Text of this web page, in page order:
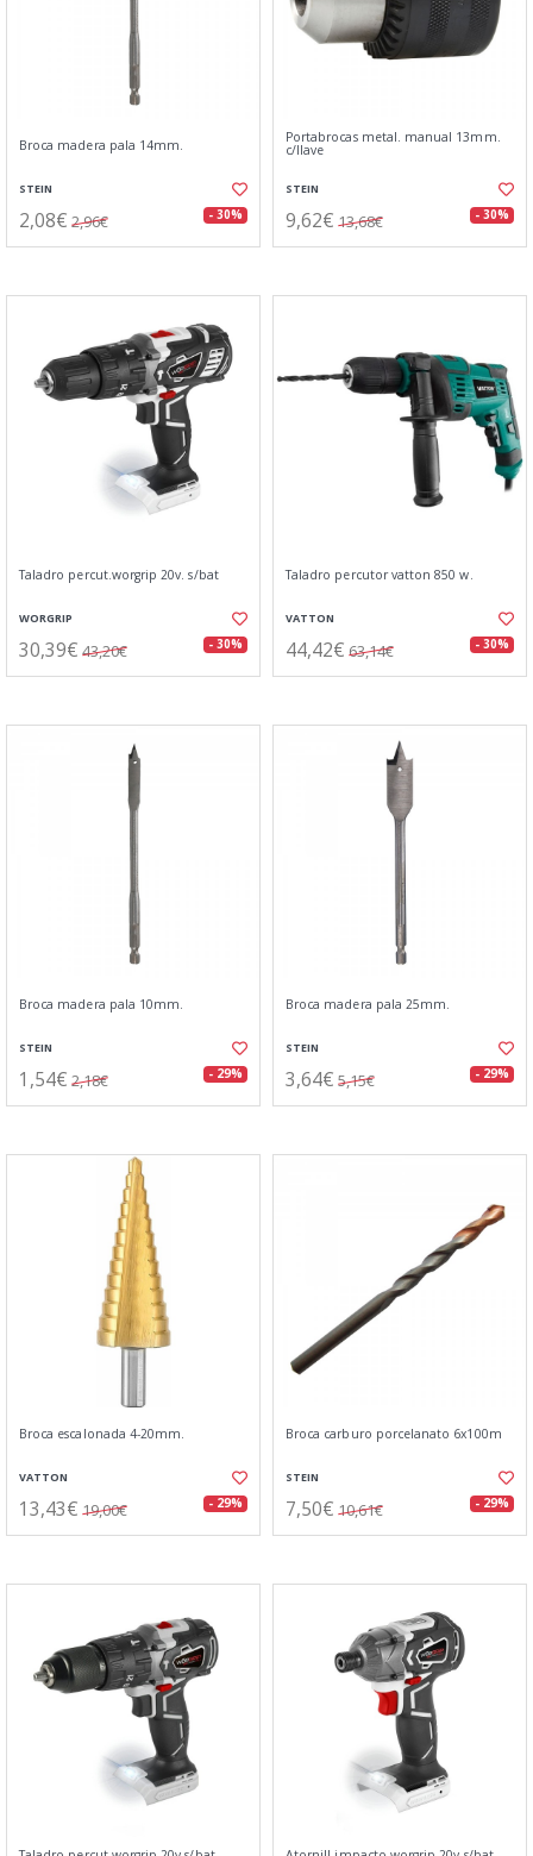
Broca madera pala 14mm.
STEIN
2,08€ 2,96€ - 30%
Portabrocas metal. manual 13mm.
c/llave
STEIN
9,62€ 13,68€ - 30%
Taladro percut.worgrip 20v. s/bat
WORGRIP
30,39€ 43,20€ - 30%
Taladro percutor vatton 850 w.
VATTON
44,42€ 63,14€ - 30%
Broca madera pala 10mm.
STEIN
1,54€ 2,18€ - 29%
Broca madera pala 25mm.
STEIN
3,64€ 5,15€ - 29%
Broca escalonada 4-20mm.
VATTON
13,43€ 19,00€ - 29%
Broca carburo porcelanato 6x100m
STEIN
7,50€ 10,61€ - 29%